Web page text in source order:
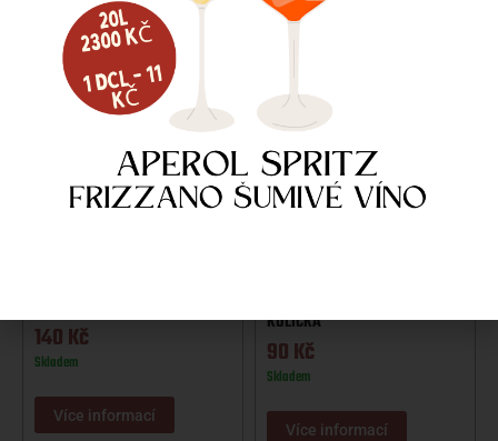
Více informací
140Kč
Skladem
Více informací
KULIČKA
90Kč
Skladem
Více informací